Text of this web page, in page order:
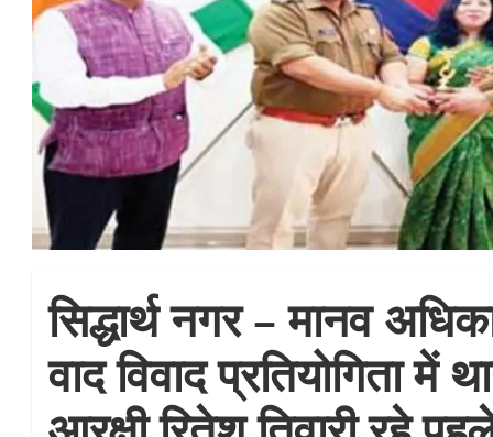
सिद्धार्थ नगर – मानव
वाद विवाद प्रतियोगिता में